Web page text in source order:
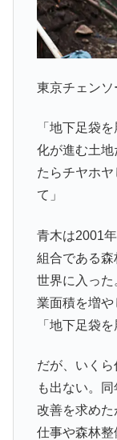
東京チェン
「地下足袋
化が進む土
たらチヤホ
て」
青木は2001
組合である
世界に入っ
業面積を増や
「地下足袋
だが、いく
も出ない。
改善を求め
仕事や森林整